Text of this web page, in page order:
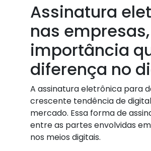
Assinatura
nas
importância
diferença no
A assinatura eletrônica para
crescente tendência de
mercado. Essa forma de
entre as partes envolvidas
nos meios digitais.